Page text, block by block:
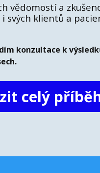
vědomostí a
svých klientů a
konzultace k
celý